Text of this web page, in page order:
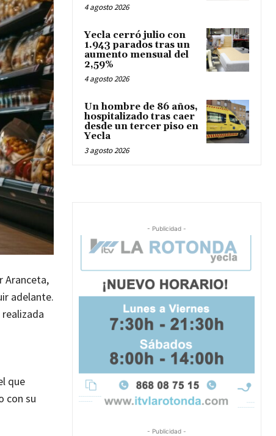
Aranceta,
adelante.
que
con su
4 agosto 2026
Yecla cerró julio con
1.943 parados tras un
aumento mensual del
2,59%
4 agosto 2026
Un hombre de 86 años,
hospitalizado tras caer
desde un tercer piso en
Yecla
3 agosto 2026
- Publicidad -
- Publicidad -